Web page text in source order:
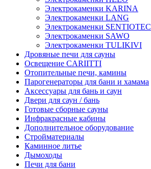
Электрокаменки KARINA
Электрокаменки LANG
Электрокаменки SENTIOTEC
Электрокаменки SAWO
Электрокаменки TULIKIVI
Дровяные печи для сауны
Освещение CARIITTI
Отопительные печи, камины
Парогенераторы для бани и хамама
Аксессуары для бань и саун
Двери для саун / бань
Готовые сборные сауны
Инфракрасные кабины
Дополнительное оборудование
Стройматериалы
Каминное литье
Дымоходы
Печи для бани